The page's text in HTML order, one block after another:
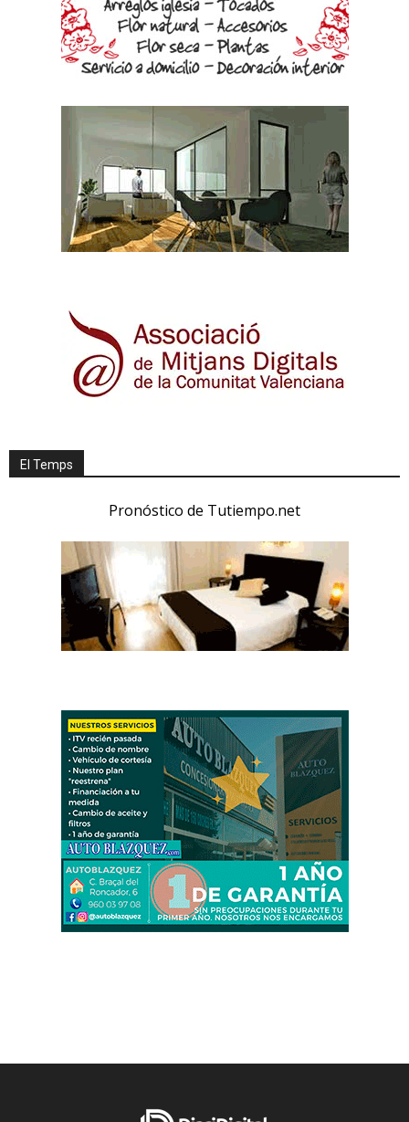
El Temps
Pronóstico de Tutiempo.net